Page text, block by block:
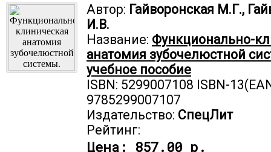
Автор: Гайворонская М.Г.,
И.В.
Название: Функционально-
анатомия зубочелюстной
учебное пособие
ISBN: 5299007108 ISBN-
9785299007107
Издательство: СпецЛит
Рейтинг:
Цена: 857.00 р.